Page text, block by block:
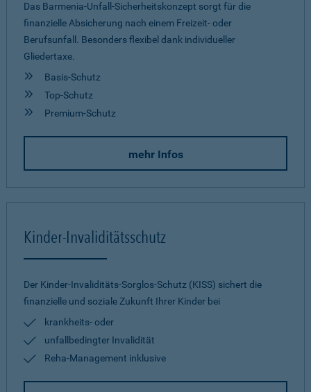
Das Barmenia-Unfall-Sicherheitskonzept sorgt für die
finanzielle Absicherung nach einem Freizeit- oder
Berufsunfall. Besonders flexibel dank individueller
Gliedertaxe.
Basis-Schutz
Top-Schutz
Premium-Schutz
mehr Infos
Kinder-Invaliditätsschutz
Der Kinder-Invaliditäts-Sorglos-Schutz (KISS) sichert die
finanzielle und soziale Zukunft Ihrer Kinder bei
krankheits- oder
unfallbedingter Invalidität
Reha-Management inklusive